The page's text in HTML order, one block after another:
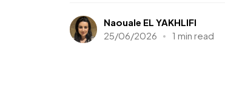
Naouale EL YAKHLIFI
25/06/2026
1 min read